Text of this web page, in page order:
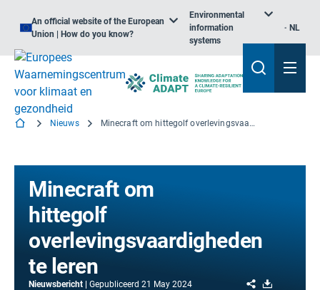
An official website of the European
Union | How do you know?
Environmental
information
systems
NL
Nieuws Minecraft om hittegolf overlevingsvaardigheden te leren
Minecraft om
hittegolf
overlevingsvaardigheden
te leren
Nieuwsbericht Gepubliceerd 21 May 2024 Share